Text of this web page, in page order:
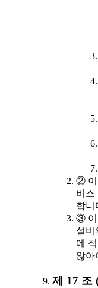
② 이
비스
합니
③ 이
설비
에
않아
제 17 조